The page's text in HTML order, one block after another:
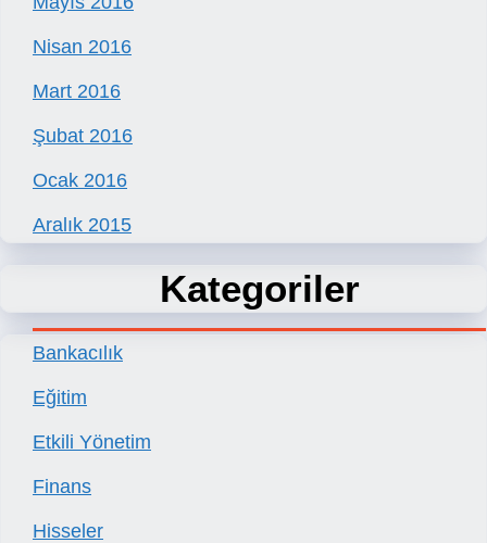
Nisan 2016
Mart 2016
Şubat 2016
Ocak 2016
Aralık 2015
Kategoriler
Bankacılık
Eğitim
Etkili Yönetim
Finans
Hisseler